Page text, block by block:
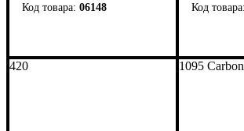
06148
420 1095 Carbon